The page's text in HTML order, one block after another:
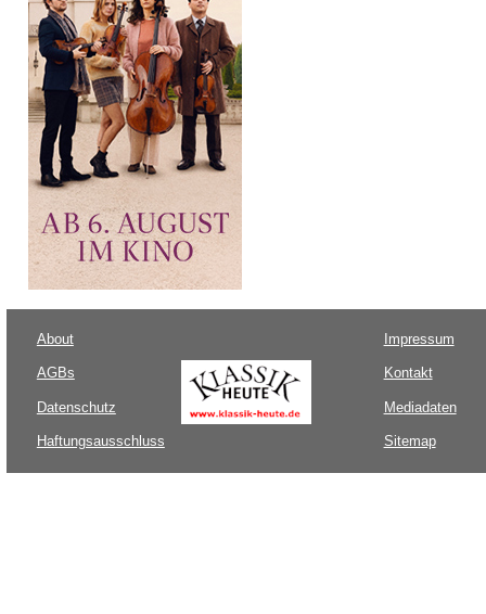
About
AGBs
Datenschutz
Haftungsausschluss
Impressum
Kontakt
Mediadaten
Sitemap